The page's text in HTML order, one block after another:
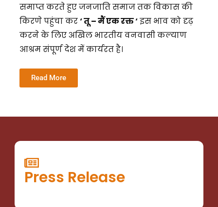
समाप्त करते हुए जनजाति समाज तक विकास की
किरणे पहुंचा कर‘ तू – मैं एक रक्त ‘इस भाव को दृढ़
करने के लिए अखिल भारतीय वनवासी कल्याण
आश्रम संपूर्ण देश में कार्यरत है।
Read More
Press Release